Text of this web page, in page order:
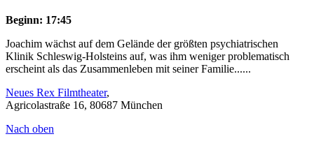
Beginn: 17:45
Joachim wächst auf dem Gelände der größten psychiatrischen
Klinik Schleswig-Holsteins auf, was ihm weniger problematisch
erscheint als das Zusammenleben mit seiner Familie......
Neues Rex Filmtheater,
Agricolastraße 16, 80687 München
Nach oben